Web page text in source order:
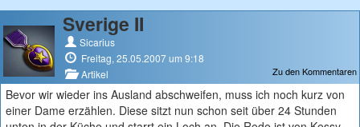
Sverige II
Sicarius
Freitag, 25.05.2007 um 9:18
Zu den Kommentaren
Artikel
Bevor wir wieder ins Ausland abschweifen, muss ich noch kurz von
einer Dame erzählen. Diese sitzt nun schon seit über 24 Stunden